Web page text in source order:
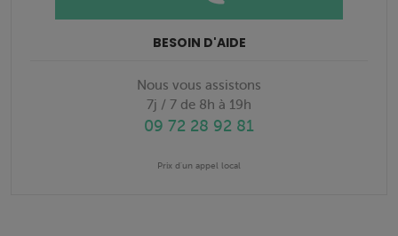
BESOIN D'AIDE
Nous vous assistons
7j / 7 de 8h à 19h
09 72 28 92 81
Prix d'un appel local